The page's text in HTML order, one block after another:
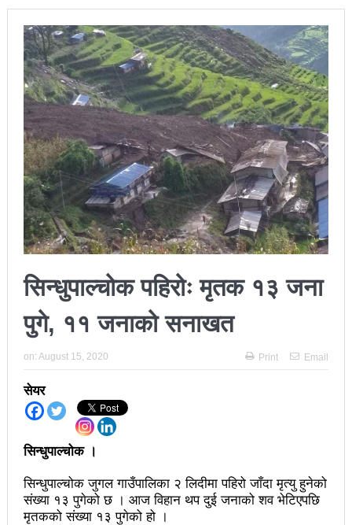
काङ्ग्रेस नेता मिश्रको आरोप : बालेन सरकारले सिमा क्षेत्रका
जनतालाई अनावश्यक दु:ख दियो
पूर्वप्रधानमन्त्री ओलीलाई पितृशोक
नवनिर्वाचित राष्ट्रिय सभा सदस्यहरुले शपथ लिए
चार स्थानमा रास्वपा विजयीः काँग्रेस र नेकपाले खाता खोले
रञ्जु दर्शना विजयीः अधिकांश स्थानमा रास्वपा अगाडि
प्रतिनिधिसभा सदस्य निर्वाचनः ६० प्रतिशत मत खस्यो,
काठमाडौँसहित केही स्थानमा रातीदेखि नै गणना सुरु हुने
निर्वाचनले सङ्घीय लोकतान्त्रिक गणतन्त्रात्मक प्रणालीलाई
अझ सुदृढ बनाएको छः प्रचण्ड
छिटफुटबाहेक शान्तिपूर्ण रुपमा मतदान सम्पन्न
आज प्रतिनिधिसभा सदस्य निर्वाचनः देशैभर मतदान जारी
बैतडीमा जन्तिबस दुर्घटनाः १३ जनाको मृत्यु
कविता – अपजश
पुरस्कार वितरणबिनै काउन्सिलले सम्पन्न गर्‍यो वार्षिकोत्सव
हितेन्द्रदेव शाक्यलाई पद छाड्नुपर्ने नैतिक दबाबः समय बुझेर
बाटो खुलाउन मन्त्री घिसिङको म्यासेज
सिन्धुपाल्चोक पहिरोः मृतक १३ जना
पुगे, ११ जनाको सनाखत
on: August 15, 2020 Print Email
सेयर
सिन्धुपाल्चोक ।
सिन्धुपाल्चोक जुगल गाउँपालिका २ लिदीमा पहिरो जाँदा मृत्यु हुनेको
संख्या १३ पुगेको छ । आज विहान थप दुई जनाको शव भेटिएपछि
मृतकको संख्या १३ पुगेको हो ।